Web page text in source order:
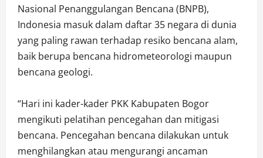
Nasional Penanggulangan Bencana (BNPB),
Indonesia masuk dalam daftar 35 negara di dunia
yang paling rawan terhadap resiko bencana alam,
baik berupa bencana hidrometeorologi maupun
bencana geologi.
“Hari ini kader-kader PKK Kabupaten Bogor
mengikuti pelatihan pencegahan dan mitigasi
bencana. Pencegahan bencana dilakukan untuk
menghilangkan atau mengurangi ancaman